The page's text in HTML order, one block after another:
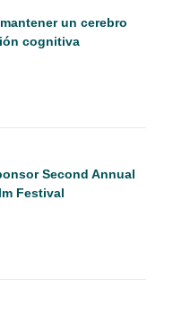
un cerebro
cognitiva
Second Annual
Festival